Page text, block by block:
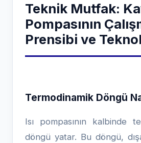
Teknik Mutfak:
Pompasının
Prensibi ve
Termodinamik Döngü
Isı pompasının kalbinde
döngü yatar. Bu döngü,